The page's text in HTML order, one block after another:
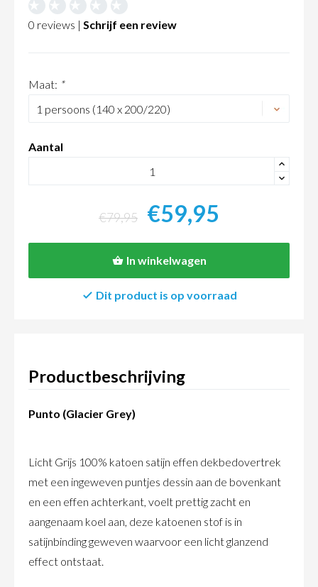
Productbeschrijving
Punto (Glacier Grey)
Licht Grijs 100% katoen satijn effen dekbedovertrek
met een ingeweven puntjes dessin aan de bovenkant
en een effen achterkant, voelt prettig zacht en
aangenaam koel aan, deze katoenen stof is in
satijnbinding geweven waarvoor een licht glanzend
effect ontstaat.
0 reviews | Schrijf een review
Maat: *
Aantal
+
-
€79,95 €59,95
In winkelwagen
Dit product is op voorraad